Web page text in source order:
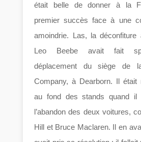
était belle de donner à la
premier succès face à une
amoindrie. Las, la déconfiture
Leo Beebe avait fait
déplacement du siège de
Company, à Dearborn. Il était
au fond des stands quand il
l’abandon des deux voitures,
Hill et Bruce Maclaren. Il en